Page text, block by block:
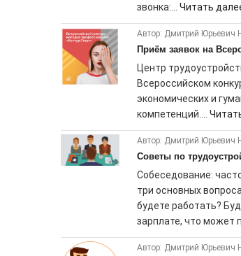
звонка:... Читать
Автор: Дмитрий Юрьевич
Приём заявок на
Центр
Всероссийском
экономических и
компетенций....
Автор: Дмитрий Юрьевич
Советы по
Собеседование:
три основных
будете работать?
зарплате, что может
Автор: Дмитрий Юрьевич